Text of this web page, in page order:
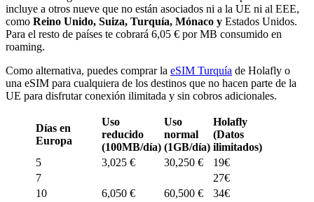
incluye a otros nueve que no están asociados ni a la UE ni al EEE,
como Reino Unido, Suiza, Turquía, Mónaco y Estados Unidos.
Para el resto de países te cobrará 6,05 € por MB consumido en
roaming.
Como alternativa, puedes comprar la eSIM Turquía de Holafly o
una eSIM para cualquiera de los destinos que no hacen parte de la
UE para disfrutar conexión ilimitada y sin cobros adicionales.
Días en
Europa
Uso
reducido
(100MB/día)
Uso
normal
(1GB/día)
Holafly
(Datos
ilimitados)
5
3,025 € 30,250 €
19€
7
27€
10
6,050 € 60,500 €
34€